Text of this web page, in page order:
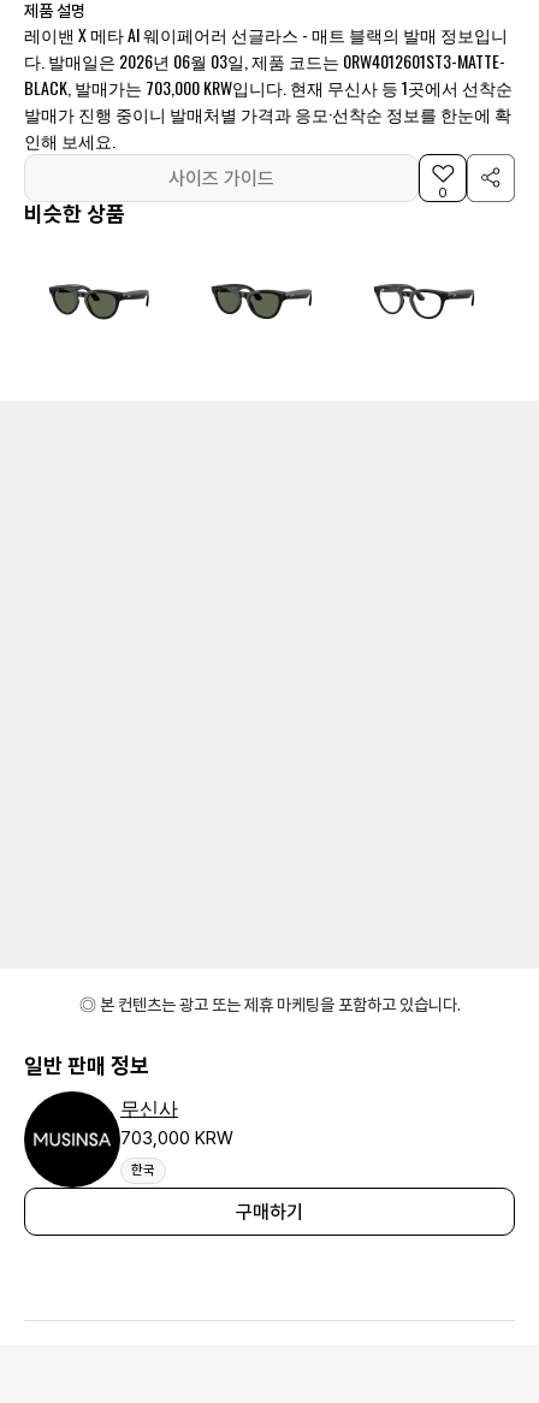
제품 설명
레이밴 X 메타 AI 웨이페어러 선글라스 - 매트 블랙의 발매 정보입니
다. 발매일은 2026년 06월 03일, 제품 코드는 0RW4012601ST3-MATTE-
BLACK, 발매가는 703,000 KRW입니다. 현재 무신사 등 1곳에서 선착순
발매가 진행 중이니 발매처별 가격과 응모·선착순 정보를 한눈에 확
인해 보세요.
사이즈 가이드
0
비슷한 상품
◎ 본 컨텐츠는 광고 또는 제휴 마케팅을 포함하고 있습니다.
일반 판매 정보
무신사
703,000 KRW
한국
구매하기